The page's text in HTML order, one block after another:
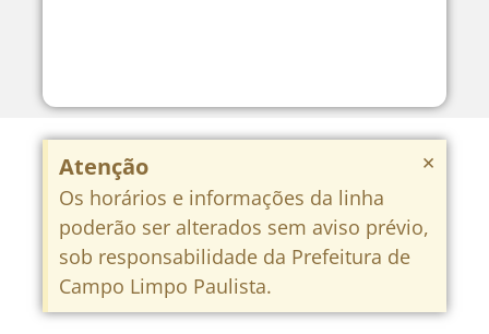
Atenção
Os horários e informações da linha
poderão ser alterados sem aviso prévio,
sob responsabilidade da Prefeitura de
Campo Limpo Paulista.
×